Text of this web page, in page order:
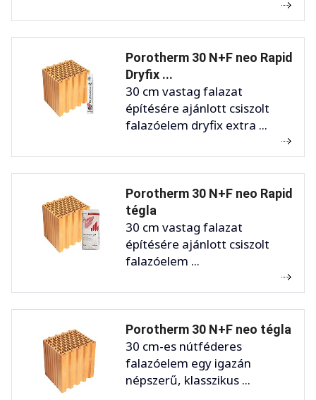
Porotherm 30 N+F neo Rapid
Dryfix ...
30 cm vastag falazat
építésére ajánlott csiszolt
falazóelem dryfix extra ...
Porotherm 30 N+F neo Rapid
tégla
30 cm vastag falazat
építésére ajánlott csiszolt
falazóelem ...
Porotherm 30 N+F neo tégla
30 cm-es nútféderes
falazóelem egy igazán
népszerű, klasszikus ...